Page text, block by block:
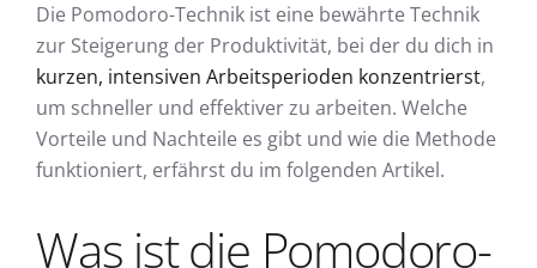
Die Pomodoro-Technik ist eine bewährte Technik
zur Steigerung der Produktivität, bei der du dich in
kurzen, intensiven Arbeitsperioden konzentrierst,
um schneller und effektiver zu arbeiten. Welche
Vorteile und Nachteile es gibt und wie die Methode
funktioniert, erfährst du im folgenden Artikel.
Was ist die Pomodoro-